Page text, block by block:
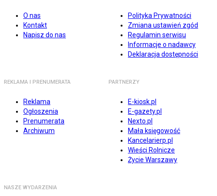
O nas
Kontakt
Napisz do nas
Polityka Prywatności
Zmiana ustawień zgód
Regulamin serwisu
Informacje o nadawcy
Deklaracja dostępności
REKLAMA I PRENUMERATA
Reklama
Ogłoszenia
Prenumerata
Archiwum
PARTNERZY
E-kiosk.pl
E-gazety.pl
Nexto.pl
Mała księgowość
Kancelarierp.pl
Wieści Rolnicze
Życie Warszawy
NASZE WYDARZENIA